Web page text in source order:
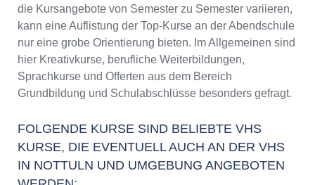
die Kursangebote von Semester zu Semester variieren,
kann eine Auflistung der Top-Kurse an der Abendschule
nur eine grobe Orientierung bieten. Im Allgemeinen sind
hier Kreativkurse, berufliche Weiterbildungen,
Sprachkurse und Offerten aus dem Bereich
Grundbildung und Schulabschlüsse besonders gefragt.
FOLGENDE KURSE SIND BELIEBTE VHS
KURSE, DIE EVENTUELL AUCH AN DER VHS
IN NOTTULN UND UMGEBUNG ANGEBOTEN